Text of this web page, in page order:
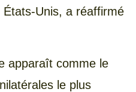
Unis, a réaffirmé
apparaît comme le
le plus